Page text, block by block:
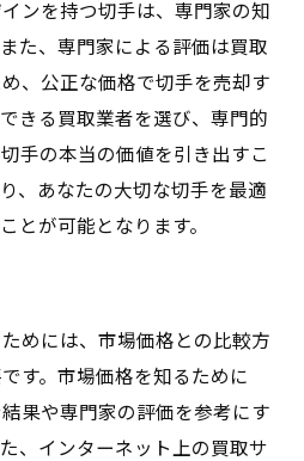
ンを持つ切手は、専門家の知
た、専門家による評価は買取
、公正な価格で切手を売却す
きる買取業者を選び、専門的
手の本当の価値を引き出すこ
、あなたの大切な切手を最適
とが可能となります。
めには、市場価格との比較方
す。市場価格を知るために
果や専門家の評価を参考にす
、インターネット上の買取サ